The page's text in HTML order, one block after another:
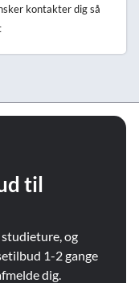
kontakter dig så
til
og
1-2 gange
dig.